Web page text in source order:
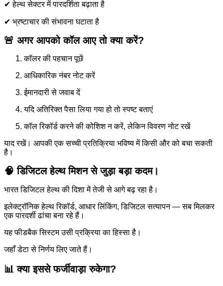
✔ हेल्थ सेक्टर में पारदर्शिता बढ़ाता है
✔ भ्रष्टाचार की संभावना घटाता है
🚨 अगर आपको कॉल आए तो क्या करें?
कॉलर की पहचान पूछें
आधिकारिक नंबर नोट करें
ईमानदारी से जवाब दें
यदि अतिरिक्त पैसा लिया गया हो तो स्पष्ट बताएं
कॉल रिकॉर्ड करने की कोशिश न करें, लेकिन विवरण नोट रखें
याद रखें। आपकी एक सच्ची प्रतिक्रिया भविष्य में किसी और को बचा सकती
है।
🧠 डिजिटल हेल्थ मिशन से जुड़ा बड़ा कदम।
भारत डिजिटल हेल्थ की दिशा में तेजी से आगे बढ़ रहा है।
इलेक्ट्रॉनिक हेल्थ रिकॉर्ड, आधार लिंकिंग, डिजिटल सत्यापन — सब मिलकर
एक पारदर्शी ढांचा बना रहे हैं।
यह फीडबैक सिस्टम उसी प्रक्रिया का हिस्सा है।
जहाँ डेटा से निर्णय लिए जाते हैं।
📊 क्या इससे फर्जीवाड़ा रुकेगा?